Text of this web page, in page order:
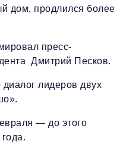
подписка
дом, продлился более
пресс-
Дмитрий Песков.
лидеров двух
— до этого